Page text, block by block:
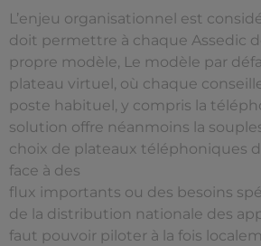
L’enjeu organisationnel est
doit permettre à chaque Assedic
propre modèle, Le modèle par
plateau virtuel, où chaque
poste habituel, y compris la
solution offre néanmoins la
choix de plateaux téléphoniques
face à des
flux importants ou des besoins
de la distribution nationale des
faut pouvoir piloter à la fois